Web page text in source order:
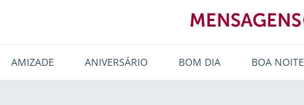
AMIZADE ANIVERSÁRIO BOM DIA BOA NOITE